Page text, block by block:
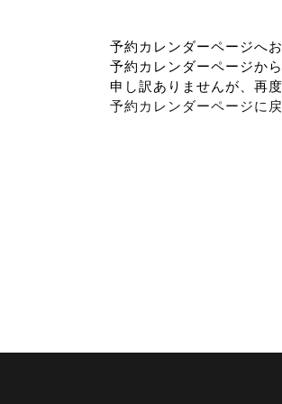
予約カレンダーページへ
予約カレンダーページか
申し訳ありませんが、再
予約カレンダーページに